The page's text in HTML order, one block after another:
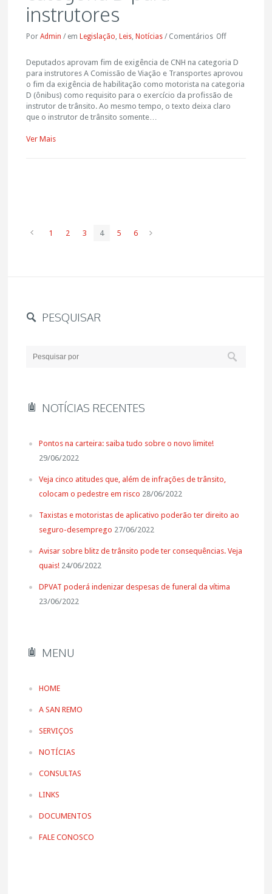
instrutores
PorAdmin / em Legislação, Leis, Notícias / Comentários Off
Deputados aprovam fim de exigência de CNH na categoria D
para instrutores A Comissão de Viação e Transportes aprovou
o fim da exigência de habilitação como motorista na categoria
D (ônibus) como requisito para o exercício da profissão de
instrutor de trânsito. Ao mesmo tempo, o texto deixa claro
que o instrutor de trânsito somente…
Ver Mais
1 2 3 4 5 6
PESQUISAR
NOTÍCIAS RECENTES
Pontos na carteira: saiba tudo sobre o novo limite!
29/06/2022
Veja cinco atitudes que, além de infrações de trânsito,
colocam o pedestre em risco 28/06/2022
Taxistas e motoristas de aplicativo poderão ter direito ao
seguro-desemprego 27/06/2022
Avisar sobre blitz de trânsito pode ter consequências. Veja
quais! 24/06/2022
DPVAT poderá indenizar despesas de funeral da vítima
23/06/2022
MENU
HOME
A SAN REMO
SERVIÇOS
NOTÍCIAS
CONSULTAS
LINKS
DOCUMENTOS
FALE CONOSCO